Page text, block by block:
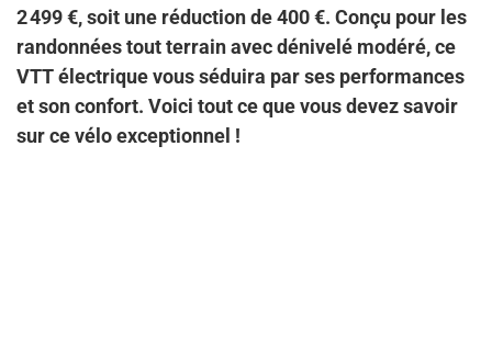
2 499 €, soit une réduction de 400 €. Conçu pour les
randonnées tout terrain avec dénivelé modéré, ce
VTT électrique vous séduira par ses performances
et son confort. Voici tout ce que vous devez savoir
sur ce vélo exceptionnel !